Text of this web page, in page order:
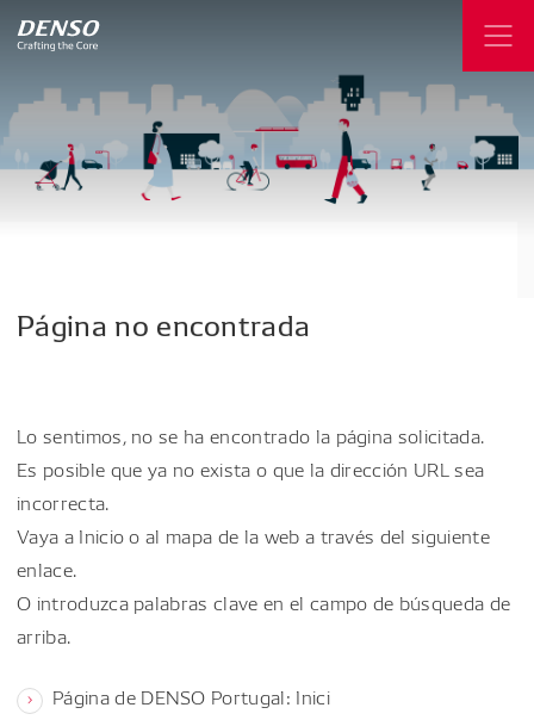
Página no encontrada
Lo sentimos, no se ha encontrado la página solicitada.
Es posible que ya no exista o que la dirección URL sea
incorrecta.
Vaya a Inicio o al mapa de la web a través del siguiente
enlace.
O introduzca palabras clave en el campo de búsqueda de
arriba.
Página de DENSO Portugal: Inici